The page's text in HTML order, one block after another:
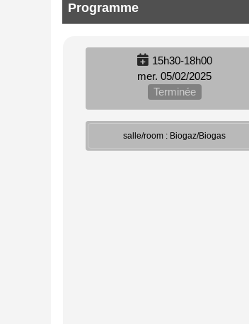
Programme
15h30-18h00
mer. 05/02/2025
Terminée
salle/room : Biogaz/Biogas